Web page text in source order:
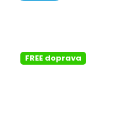
FREE doprava